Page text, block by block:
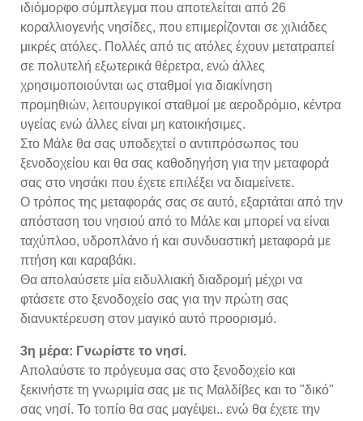
ιδιόμορφο σύμπλεγμα που αποτελείται από 26
κοραλλιογενής νησίδες, που επιμερίζονται σε χιλιάδες
μικρές ατόλες. Πολλές από τις ατόλες έχουν μετατραπεί
σε πολυτελή εξωτερικά θέρετρα, ενώ άλλες
χρησιμοποιούνται ως σταθμοί για διακίνηση
προμηθιών, λειτουργικοί σταθμοί με αεροδρόμιο, κέντρα
υγείας ενώ άλλες είναι μη κατοικήσιμες.
Στο Μάλε θα σας υποδεχτεί ο αντιπρόσωπος του
ξενοδοχείου και θα σας καθοδηγήση για την μεταφορά
σας στο νησάκι που έχετε επιλέξει να διαμείνετε.
Ο τρόπος της μεταφοράς σας σε αυτό, εξαρτάται από την
απόσταση του νησιού από το Μάλε και μπορεί να είναι
ταχύπλοο, υδροπλάνο ή και συνδυαστική μεταφορά με
πτήση και καραβάκι.
Θα απολαύσετε μία ειδυλλιακή διαδρομή μέχρι να
φτάσετε στο ξενοδοχείο σας για την πρώτη σας
διανυκτέρευση στον μαγικό αυτό προορισμό.
3η μέρα: Γνωρίστε το νησί.
Απολαύστε το πρόγευμα σας στο ξενοδοχείο και
ξεκινήστε τη γνωριμία σας με τις Μαλδίβες και το "δικό"
σας νησί. Το τοπίο θα σας μαγέψει.. ενώ θα έχετε την